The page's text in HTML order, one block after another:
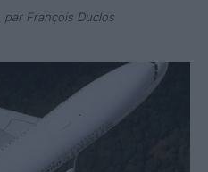
par François Duclos